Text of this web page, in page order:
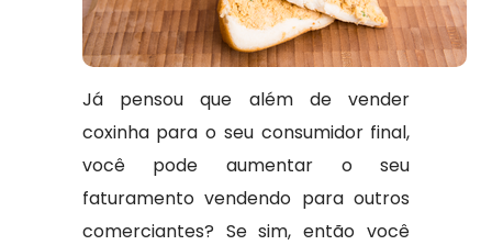
Já pensou que além de vender
coxinha para o seu consumidor final,
você pode aumentar o seu
faturamento vendendo para outros
comerciantes? Se sim, então você